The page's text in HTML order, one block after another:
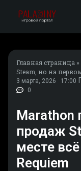
Главная страница »
Steam, но на
3 марта, 2026
17:00
0
Marathon
продаж
месте
Requiem